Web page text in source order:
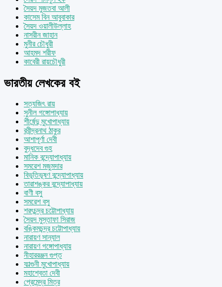
সৈয়দ মুজতবা আলী
কাসেম বিন আবুবাকার
সৈয়দ ওয়ালীউল্লাহ
নাসরীন জাহান
মুনীর চৌধুরী
আহমদ শরীফ
কাবেরী রায়চৌধুরী
ভারতীয় লেখকের বই
সত্যজিৎ রায়
সুনীল গঙ্গোপাধ্যায়
শীর্ষেন্দু মুখোপাধ্যায়
রবীন্দ্রনাথ ঠাকুর
আশাপূর্ণা দেবী
বুদ্ধদেব গুহ
মানিক বন্দ্যোপাধ্যায়
সমরেশ মজুমদার
বিভূতিভূষণ বন্দ্যোপাধ্যায়
তারাশঙ্কর বন্দ্যোপাধ্যায়
বাণী বসু
সমরেশ বসু
শরৎচন্দ্র চট্টোপাধ্যায়
সৈয়দ মুস্তাফা সিরাজ
বঙ্কিমচন্দ্র চট্টোপাধ্যায়
নারায়ণ সান্যাল
নারায়ণ গঙ্গোপাধ্যায়
নীহাররঞ্জন গুপ্ত
ফাল্গুনী মুখোপাধ্যায়
মহাশ্বেতা দেবী
প্রেমেন্দ্র মিত্র